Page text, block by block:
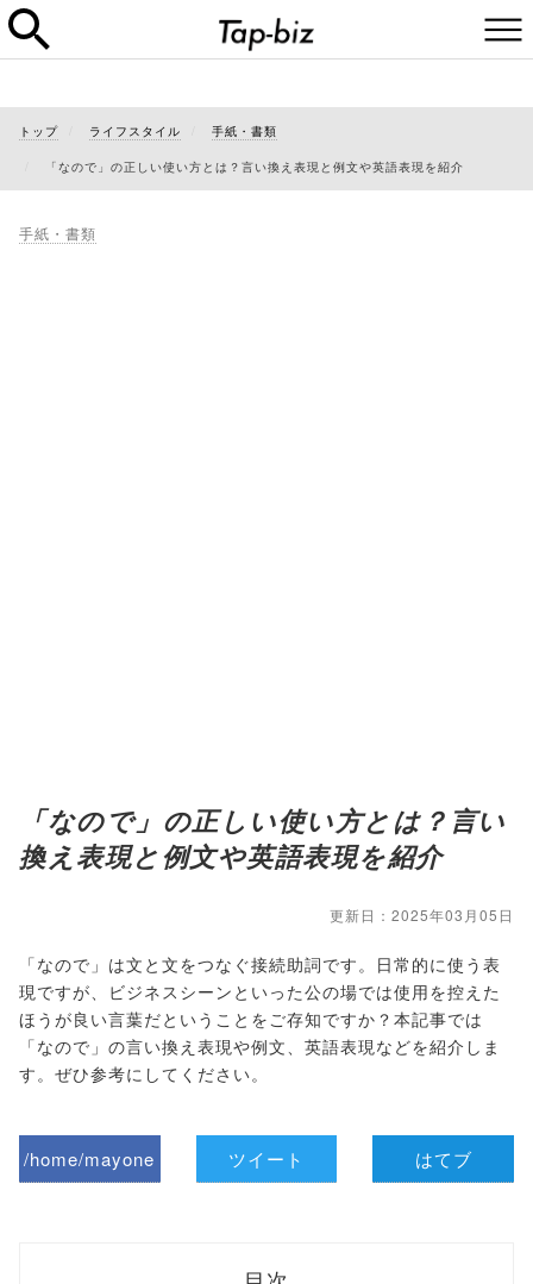
トップ ライフスタイル 手紙・書類
「なので」の正しい使い方とは？言い換え表現と例文や英語表現を紹介
手紙・書類
「なので」の正しい使い方とは？言い
換え表現と例文や英語表現を紹介
更新日：2025年03月05日
「なので」は文と文をつなぐ接続助詞です。日常的に使う表
現ですが、ビジネスシーンといった公の場では使用を控えた
ほうが良い言葉だということをご存知ですか？本記事では
「なので」の言い換え表現や例文、英語表現などを紹介しま
す。ぜひ参考にしてください。
/home/mayone
ツイート はてブ